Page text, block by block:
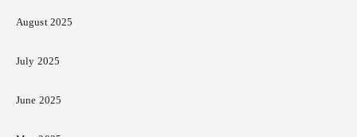
August 2025
July 2025
June 2025